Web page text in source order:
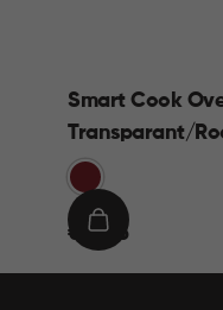
Smart Cook
Transparant/
Rood
€€ 19,95
IN